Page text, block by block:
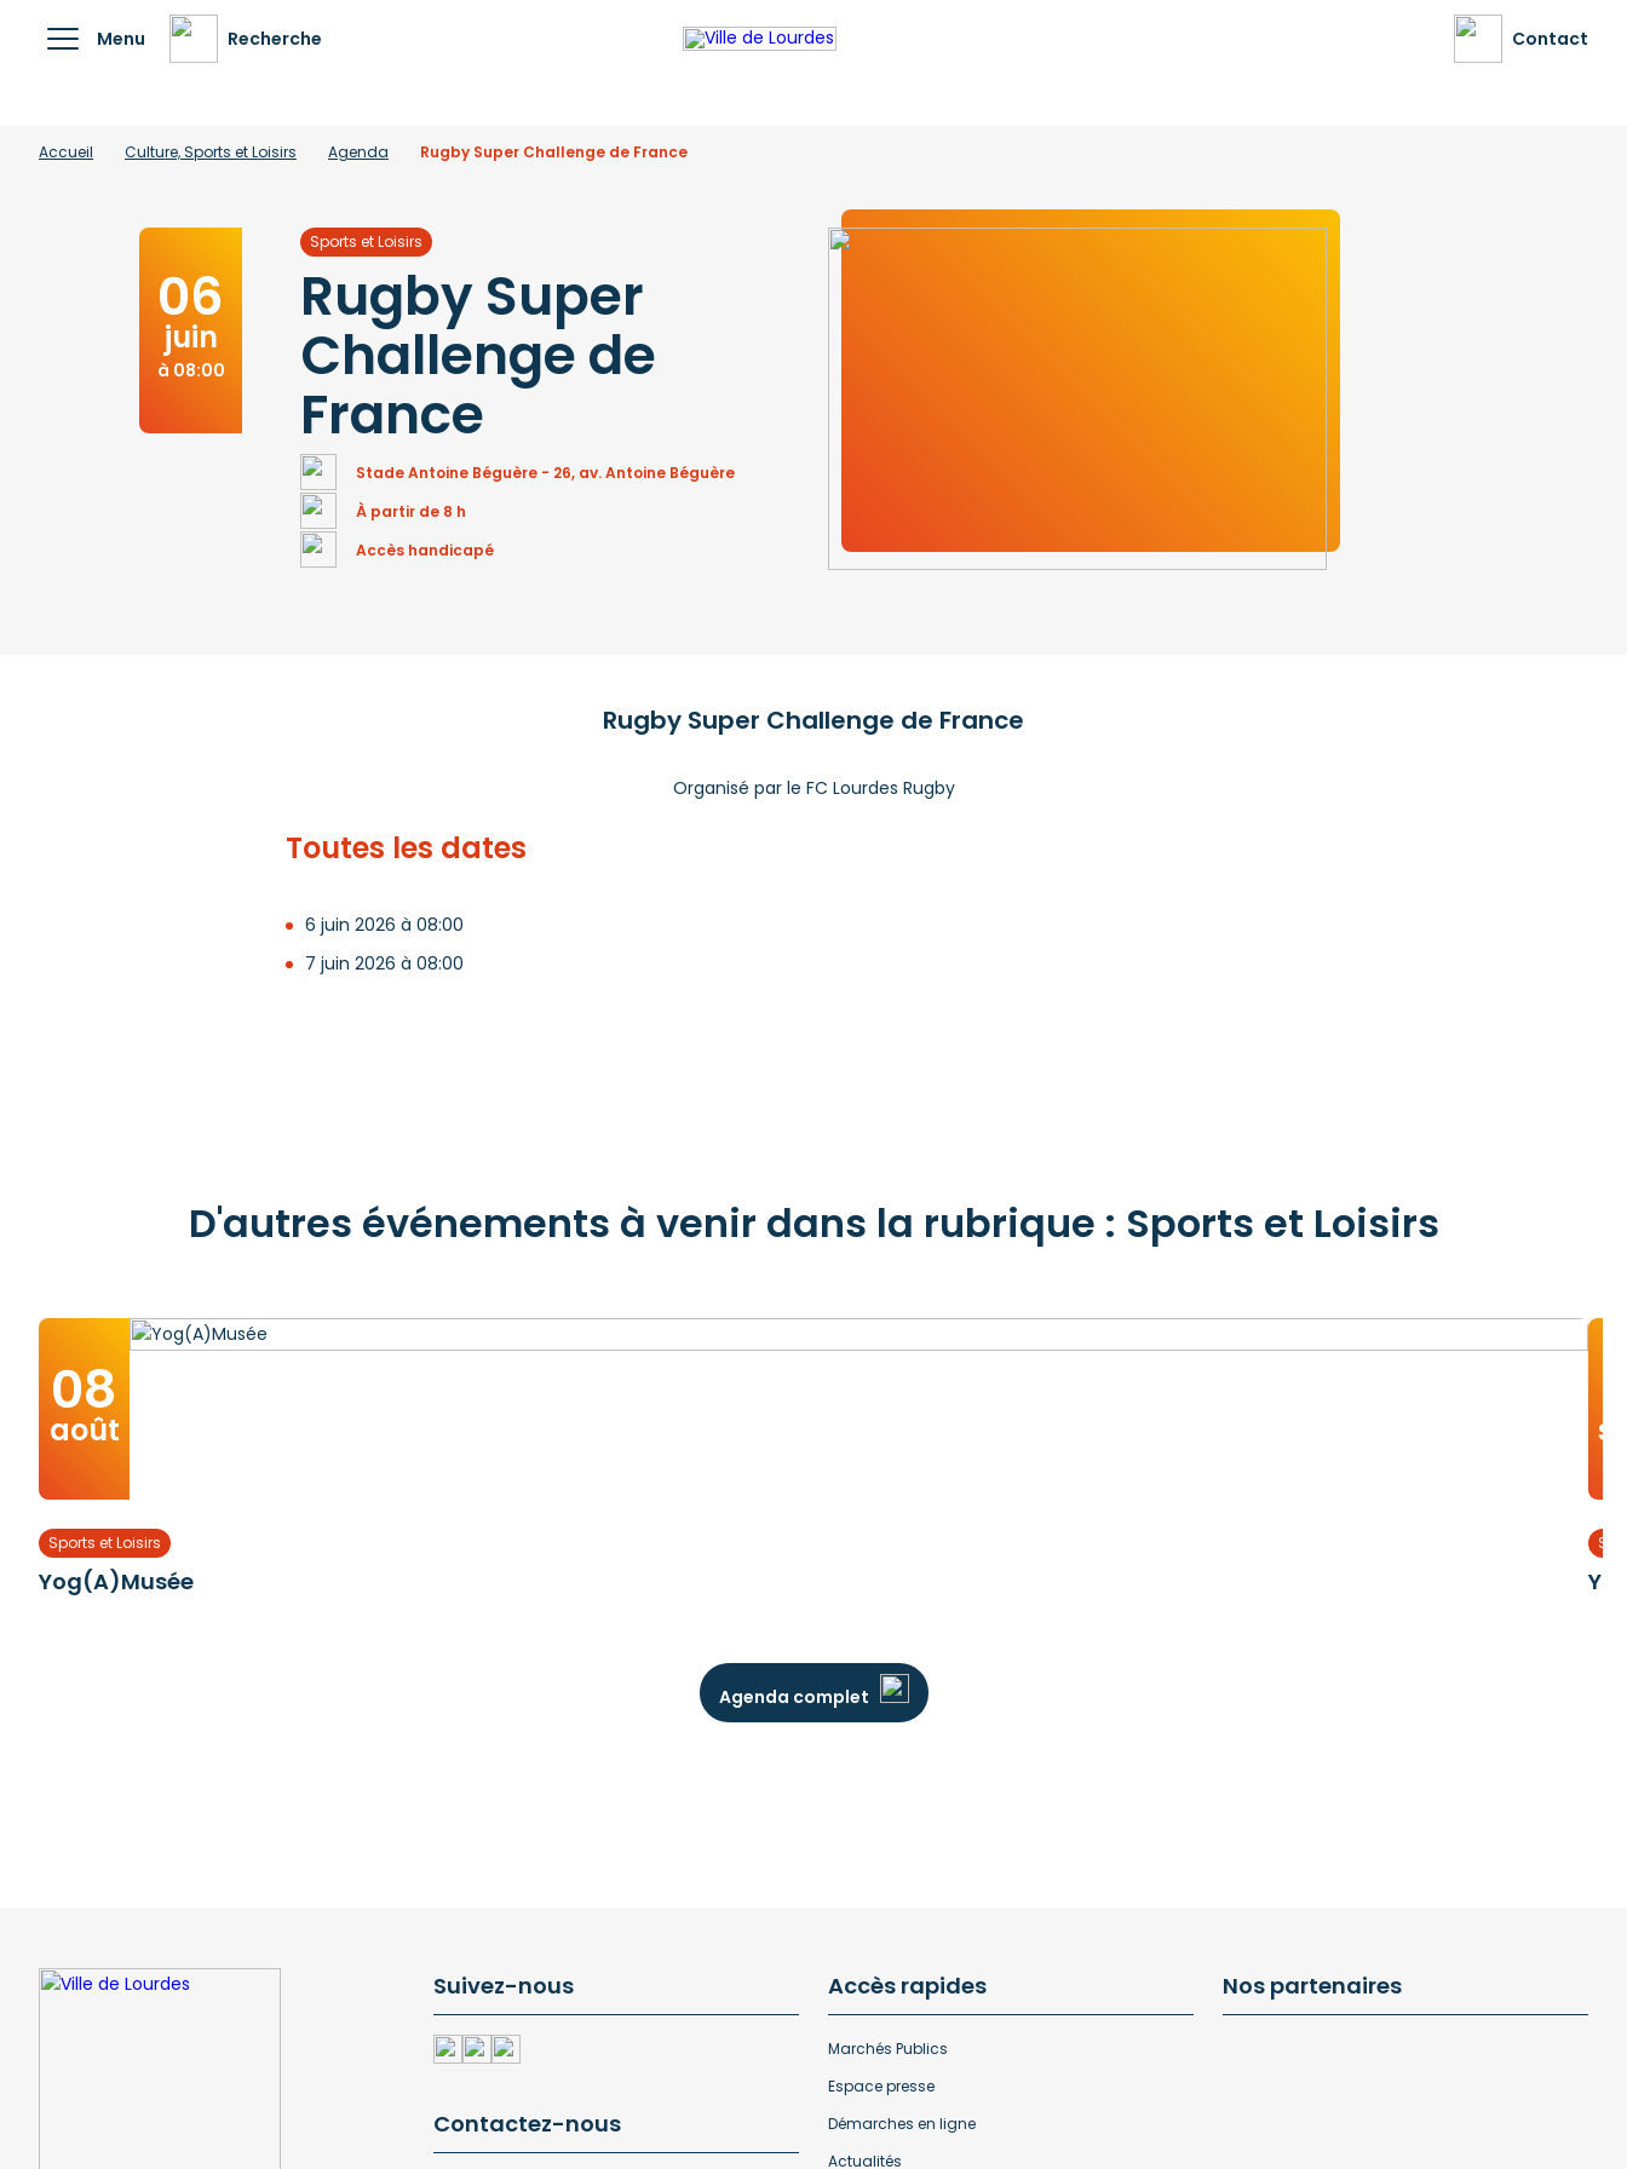
Menu Recherche Contact
Accueil Culture, Sports et Loisirs Agenda Rugby Super Challenge de France
06
juin
à 08:00
Sports et Loisirs
Rugby Super
Challenge de
France
Stade Antoine Béguère - 26, av. Antoine Béguère
À partir de 8 h
Accès handicapé
Rugby Super Challenge de France
Organisé par le FC Lourdes Rugby
Toutes les dates
6 juin 2026 à 08:00
7 juin 2026 à 08:00
D'autres événements à venir dans la rubrique : Sports et Loisirs
08
août
Sports et Loisirs
Yog(A)Musée
Agenda complet
Suivez-nous
Contactez-nous
Accès rapides
Marchés Publics
Espace presse
Démarches en ligne
Actualités
Nos partenaires